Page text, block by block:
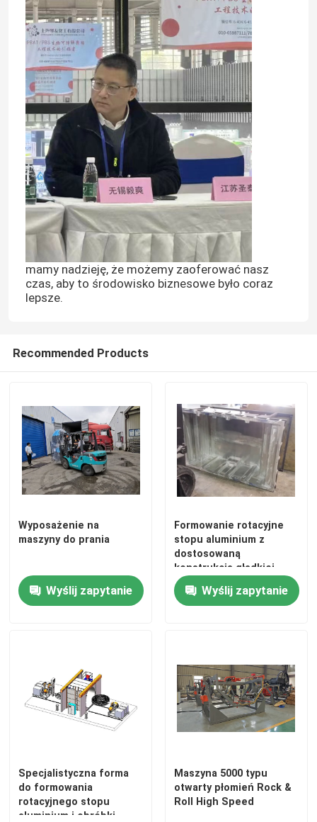
Dom
Produkty
O nas
Wycieczka po fabryce
Skontaktuj się z nami
Aktualności
Poprosić o wycenę
Forma do formowania rotacyjnego
mamy nadzieję, że możemy zaoferować nasz
czas, aby to środowisko biznesowe było coraz
lepsze.
Recommended Products
Wyposażenie na
maszyny do prania
Wyślij zapytanie
Formowanie rotacyjne
stopu aluminium z
dostosowaną
konstrukcją gładkiej
powierzchni
Wyślij zapytanie
Specjalistyczna forma
do formowania
rotacyjnego stopu
aluminium i obróbki
Maszyna 5000 typu
otwarty płomień Rock &
Roll High Speed